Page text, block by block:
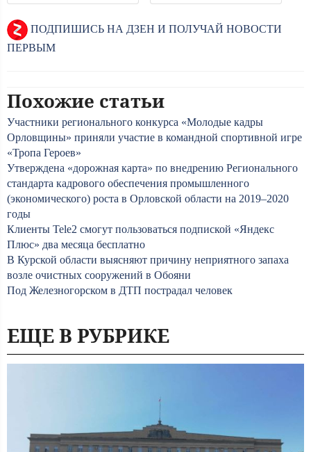
ПОДПИШИСЬ НА ДЗЕН И ПОЛУЧАЙ НОВОСТИ
ПЕРВЫМ
Похожие статьи
Участники регионального конкурса «Молодые кадры
Орловщины» приняли участие в командной спортивной игре
«Тропа Героев»
Утверждена «дорожная карта» по внедрению Регионального
стандарта кадрового обеспечения промышленного
(экономического) роста в Орловской области на 2019–2020
годы
Клиенты Tele2 смогут пользоваться подпиской «Яндекс
Плюс» два месяца бесплатно
В Курской области выясняют причину неприятного запаха
возле очистных сооружений в Обояни
Под Железногорском в ДТП пострадал человек
ЕЩЕ В РУБРИКЕ